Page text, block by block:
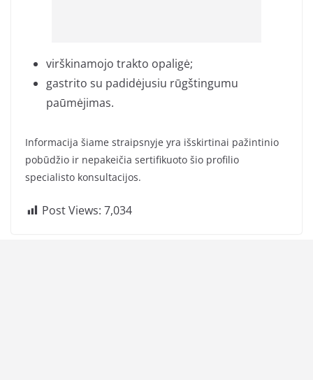
virškinamojo trakto opaligė;
gastrito su padidėjusiu rūgštingumu
paūmėjimas.
Informacija šiame straipsnyje yra išskirtinai pažintinio
pobūdžio ir nepakeičia sertifikuoto šio profilio
specialisto konsultacijos.
Post Views: 7,034